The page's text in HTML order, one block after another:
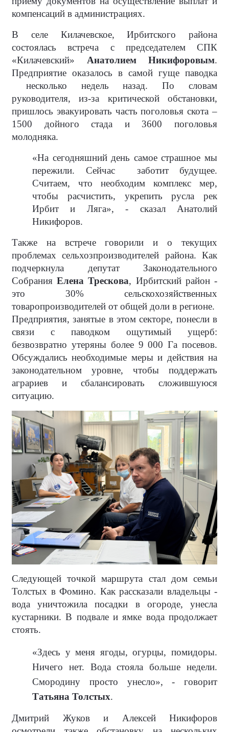
компенсаций в администрациях.
В селе Килачевское, Ирбитского района
состоялась встреча с председателем СПК
«Килачевский» Анатолием Никифоровым.
Предприятие оказалось в самой гуще паводка
несколько недель назад. По словам
руководителя, из-за критической обстановки,
пришлось эвакуировать часть поголовья скота –
1500 дойного стада и 3600 поголовья
молодняка.
«На сегодняшний день самое страшное мы
пережили. Сейчас
заботит будущее.
Считаем, что необходим комплекс мер,
чтобы расчистить, укрепить русла рек
Ирбит и Ляга», - сказал Анатолий
Никифоров.
Также на встрече говорили и о текущих
проблемах сельхозпроизводителей района. Как
подчеркнула депутат Законодательного
Собрания Елена Трескова, Ирбитский район -
это 30% сельскохозяйственных
товаропроизводителей от общей доли в регионе.
Предприятия, занятые в этом секторе, понесли в
связи с паводком ощутимый ущерб:
безвозвратно утеряны более 9 000 Га посевов.
Обсуждались необходимые меры и действия на
законодательном уровне, чтобы поддержать
аграриев и сбалансировать сложившуюся
ситуацию.
Следующей точкой маршрута стал дом семьи
Толстых в Фомино. Как рассказали владельцы -
вода уничтожила посадки в огороде, унесла
кустарники. В подвале и ямке вода продолжает
стоять.
«Здесь у меня ягоды, огурцы, помидоры.
Ничего нет. Вода стояла больше недели.
Смородину просто унесло», - говорит
Татьяна Толстых.
Дмитрий Жуков и Алексей Никифоров